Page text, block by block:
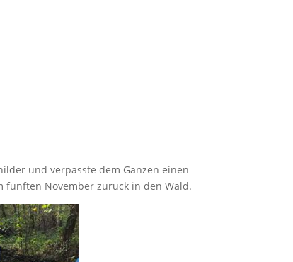
und verpasste dem Ganzen einen
fünften November zurück in den Wald.